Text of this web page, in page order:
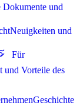
und
Neuigkeiten und
Für
und Vorteile des
Geschichte